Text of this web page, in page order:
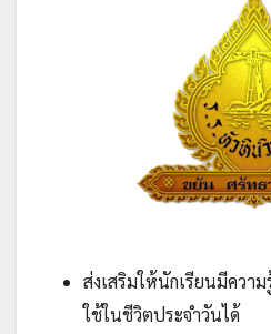
ส่งเสริมให้นักเรียนมีควา
ใช้ในชีวิตประจำวันได้